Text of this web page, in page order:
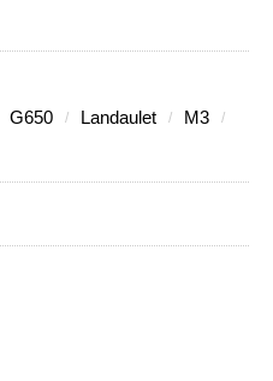
G650 Landaulet
M3